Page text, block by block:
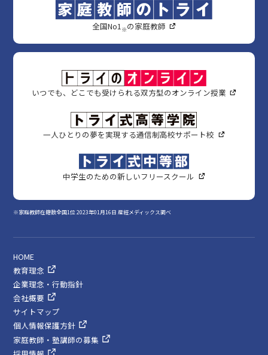
全国No1※の家庭教師
いつでも、どこでも受けられる双方型のオンライン授業
一人ひとりの夢を実現する通信制高校サポート校
中学生のための新しいフリースクール
※家庭教師在籍数全国1位 2023年01月16日 産經メディックス調べ
HOME
教育理念
企業理念・行動指針
会社概要
サイトマップ
個人情報保護方針
家庭教師・塾講師の募集